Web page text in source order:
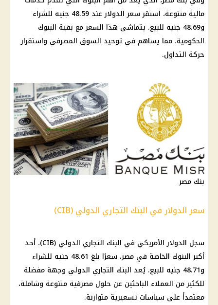
مالية متنوعة، استقرسعر الدولار
عند 48.59 جنيه للشراء
و48.69 جنيه للبيع. يتماشى هذا السعر مع بقية
البنوك
الحكومية، مما يساهم في توحيد السوق المصرفي واستقرار
حركة التداول.
بنك مصر
سعر الدولار في البنك التجاري الدولي (CIB)
سجل الدولارالأمريكي في البنك التجاري الدولي
(CIB)، أحد
أكبرالبنوك
الخاصة في مصر، سعرًا بلغ 48.61 جنيه للشراء
و48.71 جنيه للبيع. يُعد
البنك التجاري الدولي وجهة مفضلة
للكثير من العملاء الباحثين عن حلول مصرفية متنوعة وشاملة،
معتمداً على سياسات تسعيرية متوازنة.